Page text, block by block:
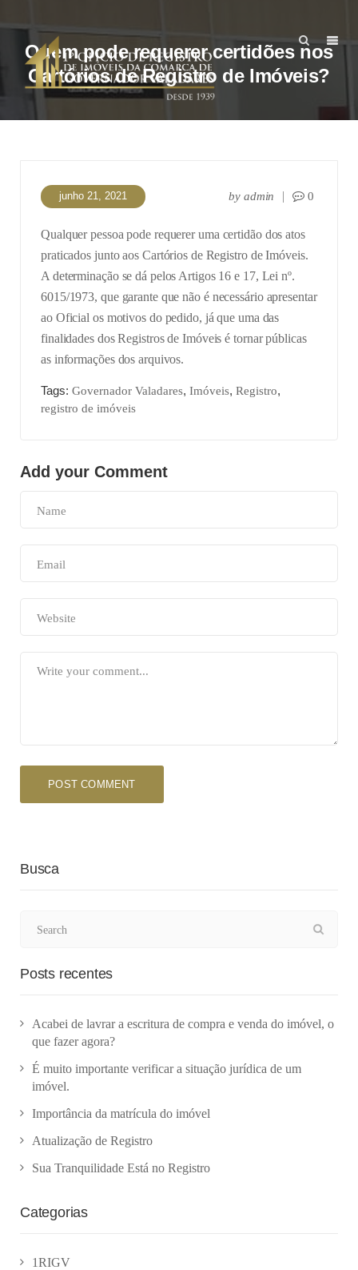
Quem pode requerer certidões nos
Cartórios de Registro de Imóveis?
junho 21, 2021 by admin 0
Qualquer pessoa pode requerer uma certidão dos atos
praticados junto aos Cartórios de Registro de Imóveis.
A determinação se dá pelos Artigos 16 e 17, Lei nº.
6015/1973, que garante que não é necessário apresentar
ao Oficial os motivos do pedido, já que uma das
finalidades dos Registros de Imóveis é tornar públicas
as informações dos arquivos.
Tags: Governador Valadares, Imóveis, Registro,
registro de imóveis
Add your Comment
Busca
Posts recentes
Acabei de lavrar a escritura de compra e venda do imóvel, o
que fazer agora?
É muito importante verificar a situação jurídica de um
imóvel.
Importância da matrícula do imóvel
Atualização de Registro
Sua Tranquilidade Está no Registro
Categorias
1RIGV